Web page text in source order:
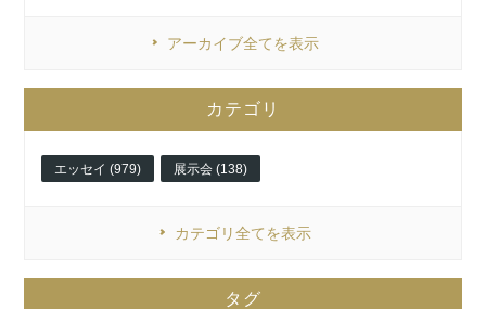
アーカイブ全てを表示
カテゴリ
エッセイ (979) 展示会 (138)
カテゴリ全てを表示
タグ